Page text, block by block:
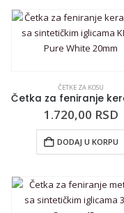
ČETKE ZA KOSU
1.720,00 RSD
DODAJ U KORPU